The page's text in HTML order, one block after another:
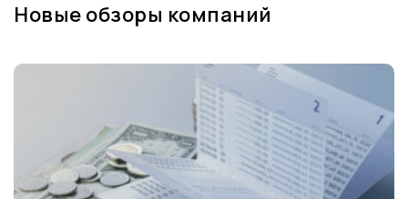
Новые обзоры компаний